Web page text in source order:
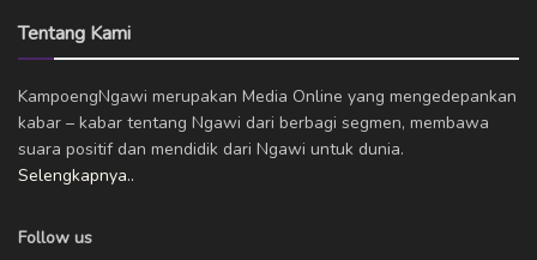
Tentang Kami
KampoengNgawi merupakan Media Online yang mengedepankan
kabar – kabar tentang Ngawi dari berbagi segmen, membawa
suara positif dan mendidik dari Ngawi untuk dunia.
Selengkapnya..
Follow us